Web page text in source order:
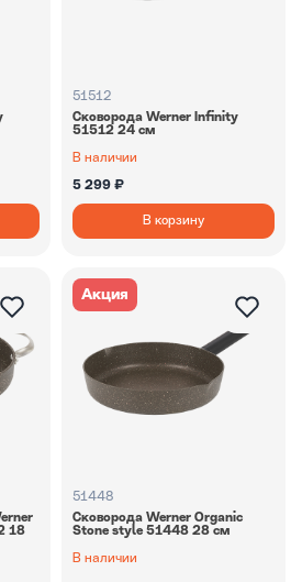
51512
Сковорода Werner Infinity
51512 24 см
В наличии
5 299 ₽
В корзину
18
Акция
51448
Сковорода Werner Organic
Stone style 51448 28 см
В наличии